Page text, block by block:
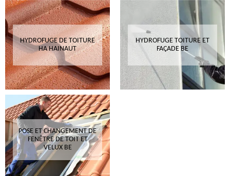
HYDROFUGE DE TOITURE
HA HAINAUT
HYDROFUGE TOITURE ET
FAÇADE BE
POSE ET CHANGEMENT DE
FENÊTRE DE TOIT ET
VELUX BE